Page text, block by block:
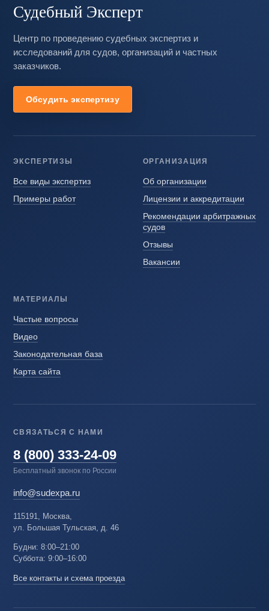
Судебный Эксперт
Центр по проведению судебных экспертиз и
исследований для судов, организаций и частных
заказчиков.
Обсудить экспертизу
ЭКСПЕРТИЗЫ
Все виды экспертиз
Примеры работ
ОРГАНИЗАЦИЯ
Об организации
Лицензии и аккредитации
Рекомендации арбитражных
судов
Отзывы
Вакансии
МАТЕРИАЛЫ
Частые вопросы
Видео
Законодательная база
Карта сайта
СВЯЗАТЬСЯ С НАМИ
8 (800) 333-24-09
Бесплатный звонок по России
info@sudexpa.ru
115191, Москва,
ул. Большая Тульская, д. 46
Будни: 8:00–21:00
Суббота: 9:00–16:00
Все контакты и схема проезда